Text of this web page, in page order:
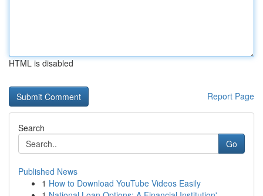
HTML is disabled
Report Page
Search
Go
Published News
1 How to Download YouTube Videos Easily